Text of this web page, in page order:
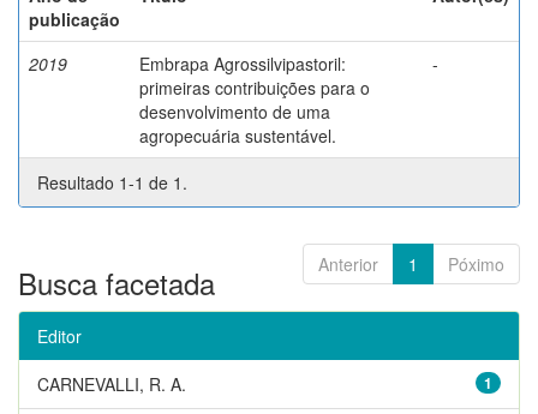
publicação
2019
Embrapa Agrossilvipastoril:
primeiras contribuições para o
desenvolvimento de uma
agropecuária sustentável.
-
Resultado 1-1 de 1.
Anterior 1 Póximo
Busca facetada
Editor
1
CARNEVALLI, R. A.